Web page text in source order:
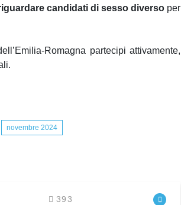
candidati di sesso diverso per
Romagna partecipi attivamente,
novembre 2024
393